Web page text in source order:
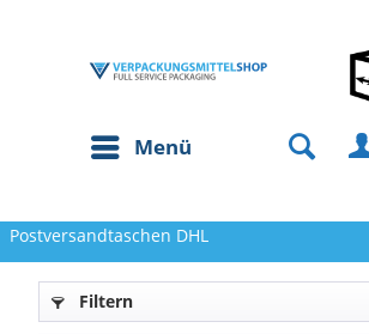
Menü
Postversandtaschen DHL
Filtern